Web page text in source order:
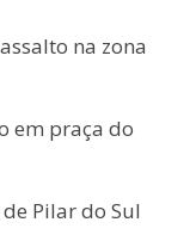
na zona
em praça do
Pilar do Sul